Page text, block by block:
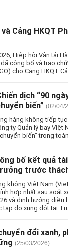
và Cảng HKQT
Hiệp hội Vận tải
công bố và trao
cho Cảng HKQT
dịch “90
biến” (02/04/
hàng không tiếp
ty Quản lý bay Việt
biến” trong
bố kết quả
trước
không Việt Nam
hợp nhất sau soát
và định hướng
do xung đột tại
đổi xanh,
(25/03/2026)